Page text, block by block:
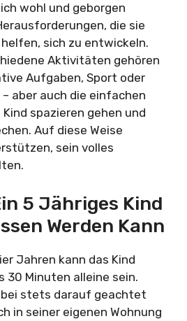
wohl und geborgen
die sie
sich zu entwickeln.
Aktivitäten gehören
Aufgaben, Sport oder
aber auch die einfachen
spazieren gehen und
Auf diese Weise
sein volles
5 Jähriges Kind
Werden Kann
Jahren kann das Kind
30 Minuten alleine sein.
stets darauf geachtet
in seiner eigenen Wohnung